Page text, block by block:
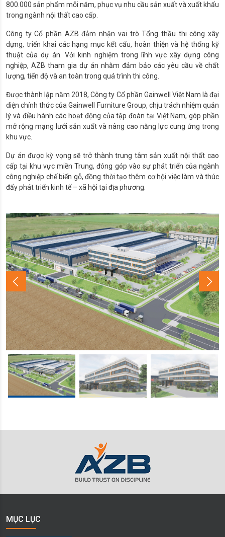
800.000 sản phẩm mỗi năm, phục vụ nhu cầu sản xuất và xuất khẩu
trong ngành nội thất cao cấp.
Công ty Cổ phần AZB đảm nhận vai trò Tổng thầu thi công xây
dựng, triển khai các hạng mục kết cấu, hoàn thiện và hệ thống kỹ
thuật của dự án. Với kinh nghiệm trong lĩnh vực xây dựng công
nghiệp, AZB tham gia dự án nhằm đảm bảo các yêu cầu về chất
lượng, tiến độ và an toàn trong quá trình thi công.
Được thành lập năm 2018, Công ty Cổ phần Gainwell Việt Nam là đại
diện chính thức của Gainwell Furniture Group, chịu trách nhiệm quản
lý và điều hành các hoạt động của tập đoàn tại Việt Nam, góp phần
mở rộng mạng lưới sản xuất và nâng cao năng lực cung ứng trong
khu vực.
Dự án được kỳ vọng sẽ trở thành trung tâm sản xuất nội thất cao
cấp tại khu vực miền Trung, đóng góp vào sự phát triển của ngành
công nghiệp chế biến gỗ, đồng thời tạo thêm cơ hội việc làm và thúc
đẩy phát triển kinh tế – xã hội tại địa phương.
MỤC LỤC